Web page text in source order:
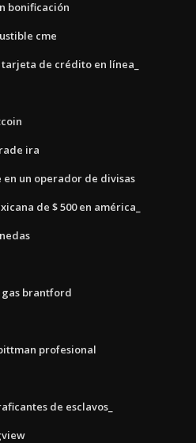
bonificación
cme
de crédito en línea_
ira
un operador de divisas
de $ 500 en américa_
brantford
profesional
de esclavos_